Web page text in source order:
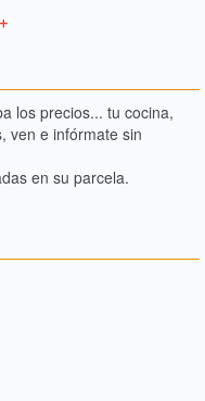
los precios... tu cocina,
ven e infórmate sin
en su parcela.